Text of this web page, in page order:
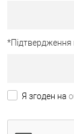
*Підтвердження
Я згоден на